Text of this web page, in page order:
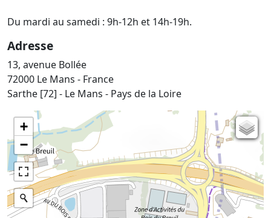
Du mardi au samedi : 9h-12h et 14h-19h.
Adresse
13, avenue Bollée
72000 Le Mans - France
Sarthe [72] - Le Mans - Pays de la Loire
+
−
Carte de l'état-major (1820-1866)
Parcellaire cadastral
Plan IGN
Photographies aériennes